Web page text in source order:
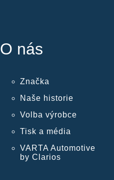
O nás
Značka
Naše historie
Volba výrobce
Tisk a média
VARTA Automotive
by Clarios